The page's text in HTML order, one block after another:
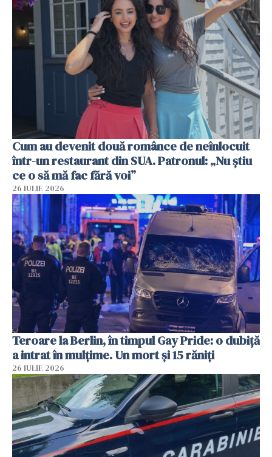
Cum au devenit două românce de neînlocuit
într-un restaurant din SUA. Patronul: „Nu știu
ce o să mă fac fără voi”
26 IULIE 2026
Teroare la Berlin, în timpul Gay Pride: o dubiță
a intrat în mulțime. Un mort și 15 răniți
26 IULIE 2026